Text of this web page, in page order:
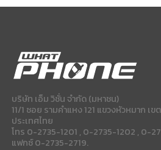
บริษัท เอ็ม วิชั่น จำกัด (มหาชน)
11/1 ซอย รามคำแหง 121 แขวงหัวหมาก เ
ประเทศไทย
โทร 0-2735-1201 , 0-2735-1202 , 0-
แฟกซ์ 0-2735-2719.